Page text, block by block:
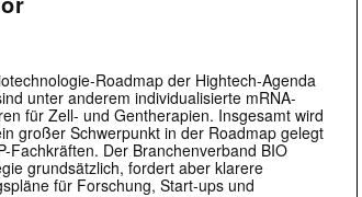
Roadmap der Hightech-Agenda
unter anderem individualisierte mRNA-
für Zell- und Gentherapien. Insgesamt wird
großer Schwerpunkt in der Roadmap gelegt
Fachkräften. Der Branchenverband BIO
grundsätzlich, fordert aber klarere
für Forschung, Start-ups und